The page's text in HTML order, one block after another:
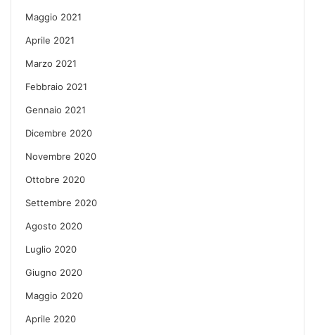
Maggio 2021
Aprile 2021
Marzo 2021
Febbraio 2021
Gennaio 2021
Dicembre 2020
Novembre 2020
Ottobre 2020
Settembre 2020
Agosto 2020
Luglio 2020
Giugno 2020
Maggio 2020
Aprile 2020